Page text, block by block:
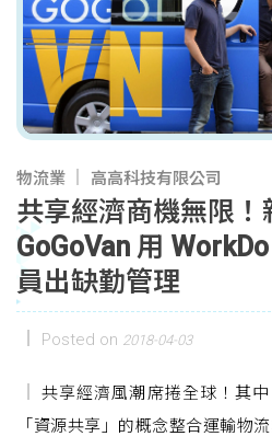
物流業 高高科技有限公司
共享經濟商機無限！
GoGoVan 用
員出缺勤管理
Posted on 2018-04-03
共享經濟風潮席捲全球！其
「資源共享」的概念整合運輸物